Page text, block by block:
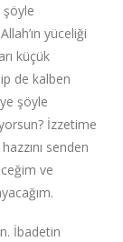
şöyle
yüceliği
küçük
de kalben
şöyle
İzzetime
senden
ve
İbadetin